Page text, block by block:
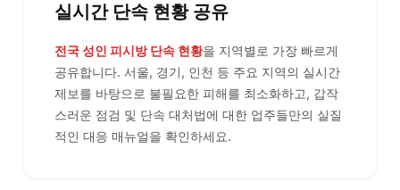
실시간 단속 현황 공유
전국 성인 피시방 단속 현황을 지역별로 가장 빠르게
공유합니다. 서울, 경기, 인천 등 주요 지역의 실시간
제보를 바탕으로 불필요한 피해를 최소화하고, 갑작
스러운 점검 및 단속 대처법에 대한 업주들만의 실질
적인 대응 매뉴얼을 확인하세요.